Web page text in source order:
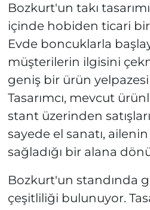
Bozkurt'un takı
içinde hobiden ticari
Evde boncuklarla
müşterilerin ilgisini
geniş bir ürün
Tasarımcı, mevcut
stant üzerinden
sayede el sanatı,
sağladığı bir alana
Bozkurt'un standında
çeşitliliği bulunuyor.